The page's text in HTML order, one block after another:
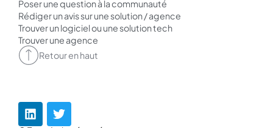
Poser une question à la communauté
Rédiger un avis sur une solution / agence
Trouver un logiciel ou une solution tech
Trouver une agence
Retour en haut